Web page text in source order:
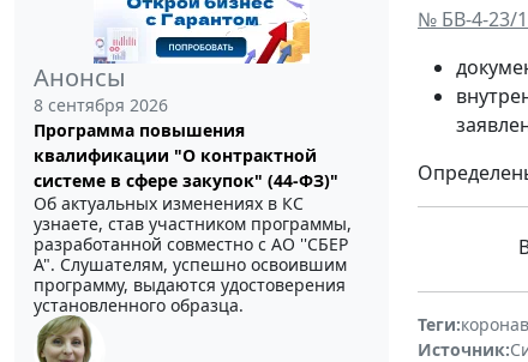
Анонсы
8 сентября 2026
Программа повышения
квалификации "О контрактной
системе в сфере закупок" (44-ФЗ)"
Об актуальных изменениях в КС
узнаете, став участником программы,
разработанной совместно с АО ''СБЕР
А". Слушателям, успешно освоившим
программу, выдаются удостоверения
установленного образца.
№ БВ-4-23/
Теги:
Источник: